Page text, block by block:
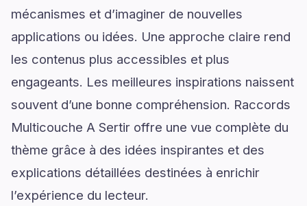
mécanismes et d’imaginer de nouvelles
applications ou idées. Une approche claire rend
les contenus plus accessibles et plus
engageants. Les meilleures inspirations naissent
souvent d’une bonne compréhension. Raccords
Multicouche A Sertir offre une vue complète du
thème grâce à des idées inspirantes et des
explications détaillées destinées à enrichir
l’expérience du lecteur.